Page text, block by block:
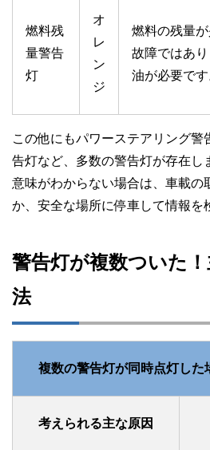
燃料残
量警告
灯
オ
レ
ン
ジ
燃料の残量が
故障ではあ
油が必要です
この他にもパワーステアリング
告灯など、多数の警告灯が存在し
意味がわからない場合は、車載の
か、安全な場所に停車して情報を
警告灯が複数ついた
法
複数の警告灯が同時点灯した
考えられる主な原因